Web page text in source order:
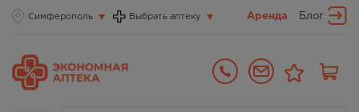
Симферополь Выбрать аптеку Аренда Блог